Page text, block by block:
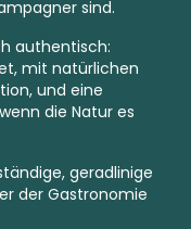
sind.
authentisch:
mit natürlichen
und eine
die Natur es
geradlinige
der Gastronomie